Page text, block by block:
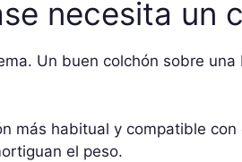
necesita un
Un buen colchón sobre
más habitual y compatible
el peso.